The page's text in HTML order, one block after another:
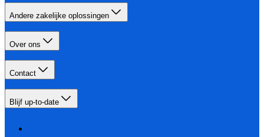
Andere zakelijke oplossingen
Over ons
Contact
Blijf up-to-date